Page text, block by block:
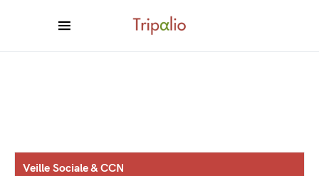
Veille Sociale & CCN